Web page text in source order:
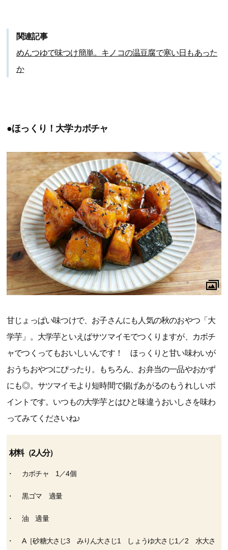
関連記事
めんつゆで味つけ簡単。キノコの温豆腐で寒い日もあった
か
●ほっくり！大学カボチャ
甘じょっぱい味つけで、お子さんにも人気の秋のおやつ「大
学芋」。大学芋といえばサツマイモでつくりますが、カボチ
ャでつくってもおいしいんです！ ほっくりと甘い味わいが
おうちおやつにぴったり。もちろん、お弁当の一品やおかず
にも◎。サツマイモより短時間で揚げあがるのもうれしいポ
イントです。いつもの大学芋とはひと味違うおいしさを味わ
ってみてくださいね♪
材料（2人分）
カボチャ 1／4個
黒ゴマ 適量
油 適量
A［砂糖大さじ3 みりん大さじ1 しょうゆ大さじ1／2 水大さ